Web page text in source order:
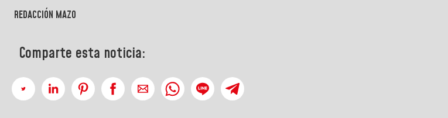
REDACCIÓN MAZO
Comparte esta noticia: